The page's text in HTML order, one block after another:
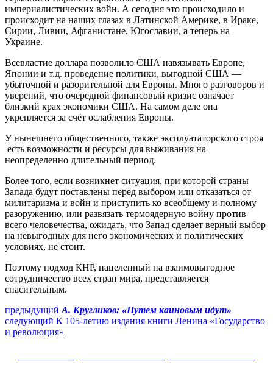
империалистических войн. А сегодня это происходило и
происходит на наших глазах в Латинской Америке, в Ираке,
Сирии, Ливии, Афганистане, Югославии, а теперь на
Украине.
Всевластие доллара позволило США навязывать Европе,
Японии и т.д. проведение политики, выгодной США —
убыточной и разорительной для Европы. Много разговоров и
уверений, что очередной финансовый кризис означает
близкий крах экономики США. На самом деле она
укрепляется за счёт ослабления Европы.
У нынешнего общественного, также эксплуататорского строя
есть возможности и ресурсы для выживания на
неопределенно длительный период.
Более того, если возникнет ситуация, при которой страны
Запада будут поставлены перед выбором или отказаться от
милитаризма и войн и приступить ко всеобщему и полному
разоружению, или развязать термоядерную войну против
всего человечества, ожидать, что Запад сделает верный выбор
на невыгодных для него экономических и политических
условиях, не стоит.
Поэтому подход КНР, нацеленный на взаимовыгодное
сотрудничество всех стран мира, представляется
спасительным.
Навигация
по
предыдущий Предыдущий
пост:
А. Кругликов: «Путем каиновым идут»
следующий Следующее
сообщение:
К 105-летию издания книги Ленина «Государство
и революция»